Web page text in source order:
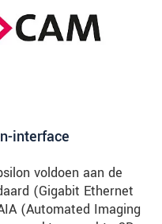
interface
voldoen aan de
(Gigabit Ethernet
(Automated Imaging